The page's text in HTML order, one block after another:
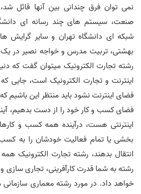
نمی توان فرق چندانی بین آنها قائل
صنعت، سیستم های چند رسانه ای
شبکه ای دانشگاه تهران و سایر گرایش
بهشتی، تربیت مدرس و خواجه نصیر در یک
رشته تجارت الکترونیک میتوان گفت که
اینترنت و تجارت الکترونیک است، جایی
فضای اینترنت نشود باید منتظر این باشیم
فضای کسب و کار خود را از دست بدهیم،
اینترنتی هست، درآینده همه کسب و
بخشی یا تمام فعالیت خودشان را به کسب
انتقال بدهند، رشته تجارت الکترونیک
رشته به شما قدرت کارآفرینی، تجاری سازی
خواهد داد. در مورد رشته معماری